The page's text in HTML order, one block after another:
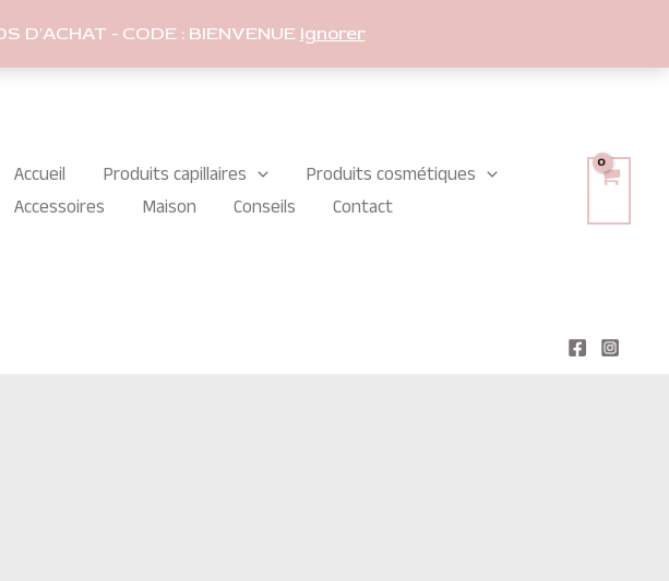
D'ACHAT - CODE : BIENVENUE Ignorer
Accueil Produits capillaires
Produits cosmétiques
Accessoires
Maison Conseils Contact